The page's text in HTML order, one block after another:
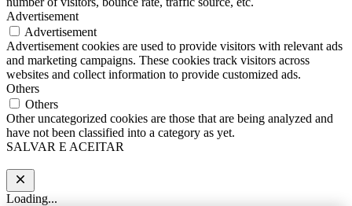
Advertisement
Advertisement
Advertisement cookies are used to provide visitors with relevant ads
and marketing campaigns. These cookies track visitors across
websites and collect information to provide customized ads.
Others
Others
Other uncategorized cookies are those that are being analyzed and
have not been classified into a category as yet.
SALVAR E ACEITAR
Loading...